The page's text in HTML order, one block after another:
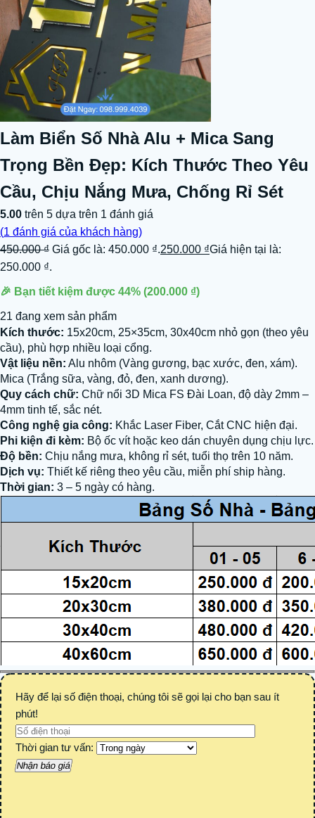
Làm Biển Số Nhà Alu + Mica Sang
Trọng Bền Đẹp: Kích Thước Theo Yêu
Cầu, Chịu Nắng Mưa, Chống Rỉ Sét
5.00 trên 5 dựa trên 1 đánh giá
(1 đánh giá của khách hàng)
450.000₫ Giá gốc là: 450.000 ₫.250.000 ₫Giá hiện tại là:
250.000 ₫.
🎉 Bạn tiết kiệm được 44% (200.000 ₫)
21 đang xem sản phẩm
Kích thước: 15x20cm, 25×35cm, 30x40cm nhỏ gọn (theo yêu
cầu), phù hợp nhiều loại cổng.
Vật liệu nền: Alu nhôm (Vàng gương, bạc xước, đen, xám).
Mica (Trắng sữa, vàng, đỏ, đen, xanh dương).
Quy cách chữ: Chữ nổi 3D Mica FS Đài Loan, độ dày 2mm –
4mm tinh tế, sắc nét.
Công nghệ gia công: Khắc Laser Fiber, Cắt CNC hiện đại.
Phi kiện đi kèm: Bộ ốc vít hoặc keo dán chuyên dụng chịu lực.
Độ bền: Chịu nắng mưa, không rỉ sét, tuổi thọ trên 10 năm.
Dịch vụ: Thiết kế riêng theo yêu cầu, miễn phí ship hàng.
Thời gian: 3 – 5 ngày có hàng.
Hãy để lại số điện thoại, chúng tôi sẽ gọi lại cho bạn sau ít
phút!
Thời gian tư vấn: